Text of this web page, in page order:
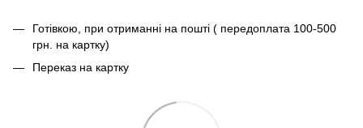
Готівкою, при отриманні на пошті ( передоплата 100-500
грн. на картку)
Переказ на картку